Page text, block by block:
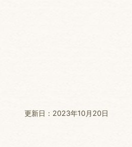
更新日：2023年10月20日